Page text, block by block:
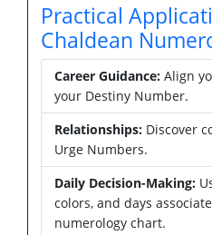
Practical
Chaldean
Career Guidance: Align
your Destiny Number.
Relationships: Discover
Urge Numbers.
Daily Decision-Making:
colors, and days
numerology chart.